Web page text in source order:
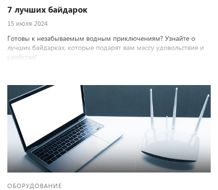
7 лучших байдарок
15 июля 2024
Готовы к незабываемым водным приключениям? Узнайте о
лучших байдарках, которые подарят вам массу удовольствия и
удобства!
ОБОРУДОВАНИЕ